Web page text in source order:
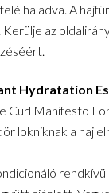
haladva. A
az
Hydratation
Curl Manifesto
lokniknak a haj